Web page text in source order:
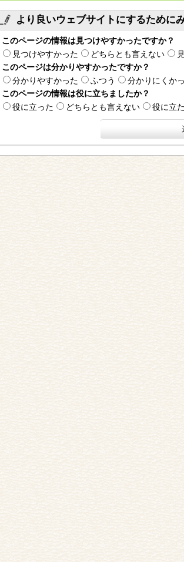
より良いウェブサイトにするために
このページの情報は見つけやすかったですか？
見つけやすかった
どちらとも言えない
このページは分かりやすかったですか？
分かりやすかった
ふつう
分かりにくか
このページの情報は役に立ちましたか？
役に立った
どちらとも言えない 役に立